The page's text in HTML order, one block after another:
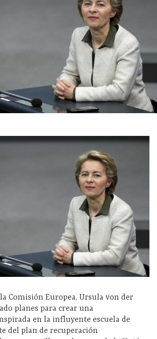
Comisión Europea, Ursula von der
planes para crear una
en la influyente escuela de
del plan de recuperación